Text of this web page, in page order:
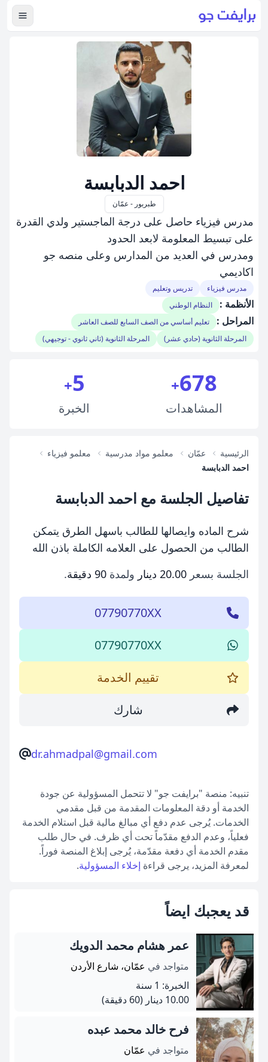
عرض
احمد الدبابسة
طبربور - عمّان
مدرس فيزياء حاصل على درجة الماجستير ولدي القدرة
على تبسيط المعلومة لابعد الحدود
ومدرس في العديد من المدارس وعلى منصه جو
اكاديمي
مدرس فيزياء تدريس وتعليم
الأنظمة : النظام الوطني
المراحل :
تعليم أساسي من الصف السابع للصف العاشر
المرحلة الثانوية (حادي عشر)
المرحلة الثانوية (ثاني ثانوي - توجيهي)
678
+
المشاهدات
5
+
الخبرة
الرئيسية عمّان معلمو مواد مدرسية
معلمو فيزياء
احمد الدبابسة
تفاصيل الجلسة مع احمد الدبابسة
شرح الماده وايصالها للطالب باسهل الطرق يتمكن
الطالب من الحصول على العلامه الكاملة باذن الله
الجلسة بسعر 20.00 دينار ولمدة 90 دقيقة .
07790770XX
07790770XX
تقييم الخدمة
شارك
dr.ahmadpal@gmail.com
تنبيه: منصة "برايفت جو" لا تتحمل المسؤولية عن جودة
الخدمة أو دقة المعلومات المقدمة من قبل مقدمي
الخدمات. يُرجى عدم دفع أي مبالغ مالية قبل استلام الخدمة
فعلياً، وعدم الدفع مقدّماً تحت أي ظرف. في حال طلب
مقدم الخدمة أي دفعة مقدّمة، يُرجى إبلاغ المنصة فوراً.
لمعرفة المزيد، يرجى قراءة إخلاء المسؤولية.
قد يعجبك ايضاً
عمر هشام محمد الدويك
متواجد في عمّان، شارع الأردن
الخبرة: 1 سنة
10.00 دينار
(60 دقيقة)
فرح خالد محمد عبده
متواجد في عمّان